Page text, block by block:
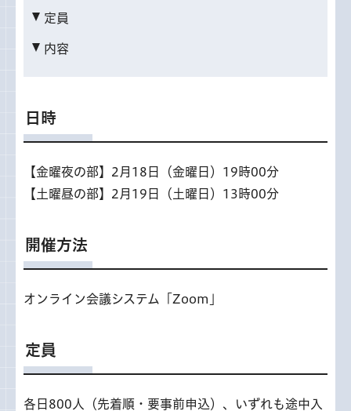
定員
内容
日時
【金曜夜の部】2月18日（金曜日）19時00分
【土曜昼の部】2月19日（土曜日）13時00分
開催方法
オンライン会議システム「Zoom」
定員
各日800人（先着順・要事前申込）、いずれも途中入